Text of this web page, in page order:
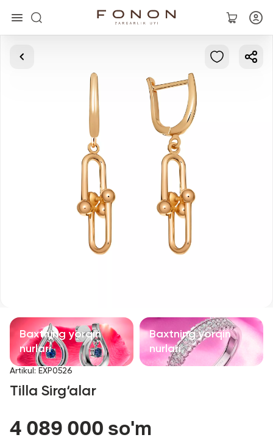
Asosiy
Aksessuarlar
Baxtning yorqin
nurlari
Baxtning yorqin
nurlari
Artikul : EXP0526
Tilla Sirg‘alar
4 089 000 so'm